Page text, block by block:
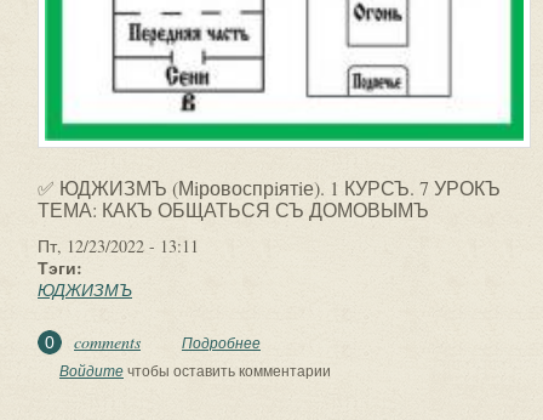
✅ ЮДЖИЗМЪ (Мiровоспрiятiе). 1 КУРСЪ. 7 УРОКЪ
ТЕМА: КАКЪ ОБЩАТЬСЯ СЪ ДОМОВЫМЪ
Пт, 12/23/2022 - 13:11
Тэги:
ЮДЖИЗМЪ
0 comments Подробнее
КУРСЪ. 7 УРОКЪ. ТЕМА: КАКЪ
Войдитечтобы оставить комментарии